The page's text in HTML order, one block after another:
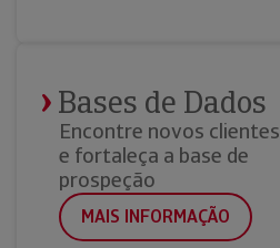
Bases de Dados
Encontre novos clientes
e fortaleça a base de
prospeção
MAIS INFORMAÇÃO